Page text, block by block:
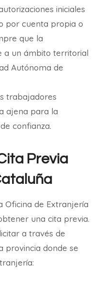
iniciales
por cuenta propia o
que la
a un ámbito territorial
Autónoma de
trabajadores
ajena para la
confianza.
Previa
Oficina de Extranjería
una cita previa.
a través de
provincia donde se